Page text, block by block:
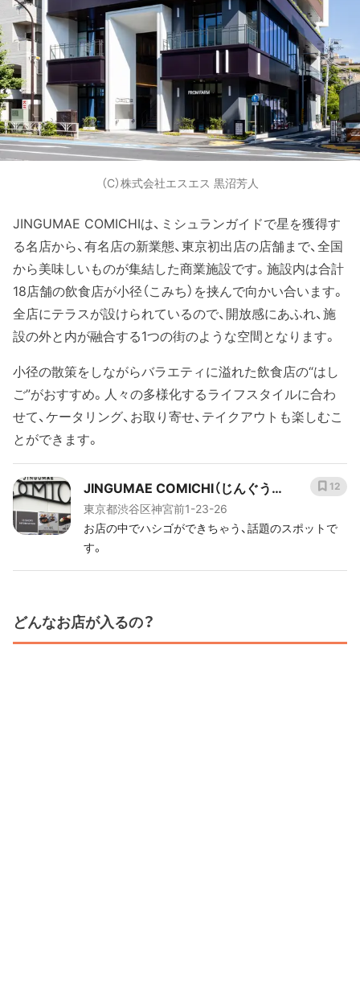
（C）株式会社エスエス 黒沼芳人
JINGUMAE COMICHIは、ミシュランガイドで星を獲得す
る名店から、有名店の新業態、東京初出店の店舗まで、全国
から美味しいものが集結した商業施設です。施設内は合計
18店舗の飲食店が小径（こみち）を挟んで向かい合います。
全店にテラスが設けられているので、開放感にあふれ、施
設の外と内が融合する1つの街のような空間となります。
小径の散策をしながらバラエティに溢れた飲食店の“はし
ご”がおすすめ。人々の多様化するライフスタイルに合わ
せて、ケータリング、お取り寄せ、テイクアウトも楽しむこ
とができます。
JINGUMAE COMICHI（じんぐうま
えこみち）
東京都渋谷区神宮前1-23-26
お店の中でハシゴができちゃう、話題のスポットで
す。
12
どんなお店が入るの？